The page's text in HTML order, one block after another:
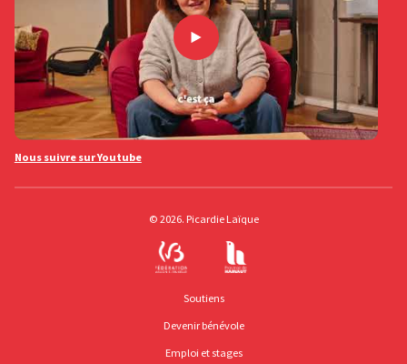
Nous suivre sur Youtube
© 2026. Picardie Laïque
Soutiens
Devenir bénévole
Emploi et stages